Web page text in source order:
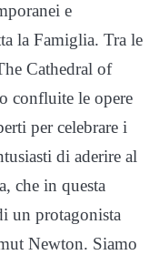
e
la Famiglia. Tra le
Cathedral of
confluite le opere
per celebrare i
di aderire al
che in questa
un protagonista
Newton. Siamo